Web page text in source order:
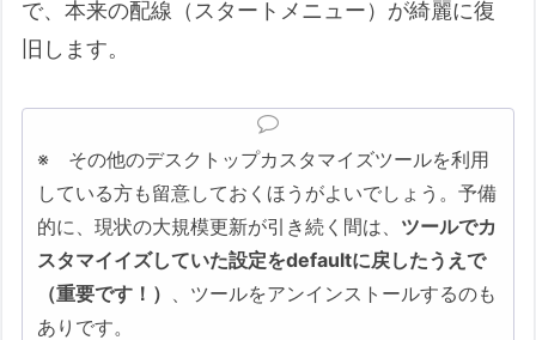
で、本来の配線（スタートメニュー）が綺麗に復
旧します。
※ その他のデスクトップカスタマイズツールを利用
している方も留意しておくほうがよいでしょう。予備
的に、現状の大規模更新が引き続く間は、 ツールでカ
スタマイイズしていた設定をdefaultに戻したうえで
（重要です！）
、ツールをアンインストールするのも
ありです。